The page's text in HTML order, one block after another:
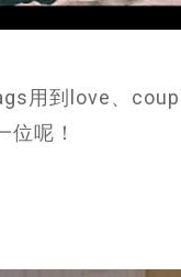
用到love、
呢！